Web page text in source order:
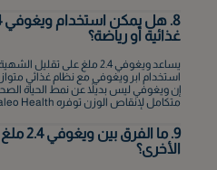
غذائية أو رياضة؟
يساعد ويغوفي 2.4 ملغ على
استخدام ابر ويغوفي مع نظام غذائي
إن ويغوفي ليس بديلاً عن نمط الحياة
متكامل لإنقاص الوزن توفره Valeo Health.
9. ما
الأخرى؟